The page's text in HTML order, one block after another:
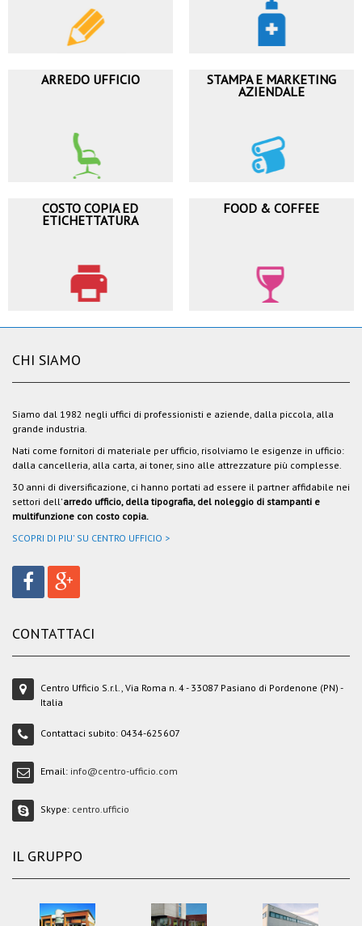
ARREDO UFFICIO STAMPA E MARKETING
AZIENDALE
COSTO COPIA ED
ETICHETTATURA
FOOD & COFFEE
CHI SIAMO
Siamo dal 1982 negli uffici di professionisti e aziende, dalla piccola, alla
grande industria.
Nati come fornitori di materiale per ufficio, risolviamo le esigenze in ufficio:
dalla cancelleria, alla carta, ai toner, sino alle attrezzature più complesse.
30 anni di diversificazione, ci hanno portati ad essere il partner affidabile nei
settori dell'arredo ufficio, della tipografia, del noleggio di stampanti e
multifunzione con costo copia.
SCOPRI DI PIU' SU CENTRO UFFICIO >
CONTATTACI
Centro Ufficio S.r.l., Via Roma n. 4 - 33087 Pasiano di Pordenone (PN) -
Italia
Contattaci subito: 0434-625607
Email: info@centro-ufficio.com
Skype: centro.ufficio
IL GRUPPO